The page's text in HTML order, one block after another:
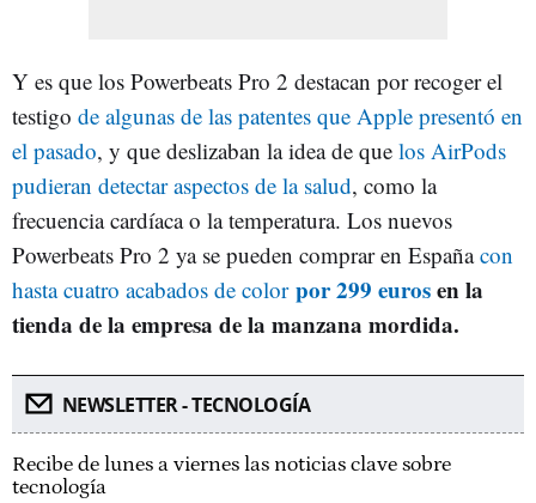
Y es que los Powerbeats Pro 2 destacan por recoger el
testigo de algunas de las patentes que Apple presentó en
el pasado, y que deslizaban la idea de que los AirPods
pudieran detectar aspectos de la salud, como la
frecuencia cardíaca o la temperatura. Los nuevos
Powerbeats Pro 2 ya se pueden comprar en Españacon
hasta cuatro acabados de color por 299 eurosen la
tienda de la empresa de la manzana mordida.
NEWSLETTER - TECNOLOGÍA
Recibe de lunes a viernes las noticias clave sobre
tecnología